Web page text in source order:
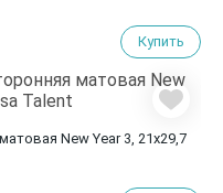
Купить
New Year 3, 21х29,7